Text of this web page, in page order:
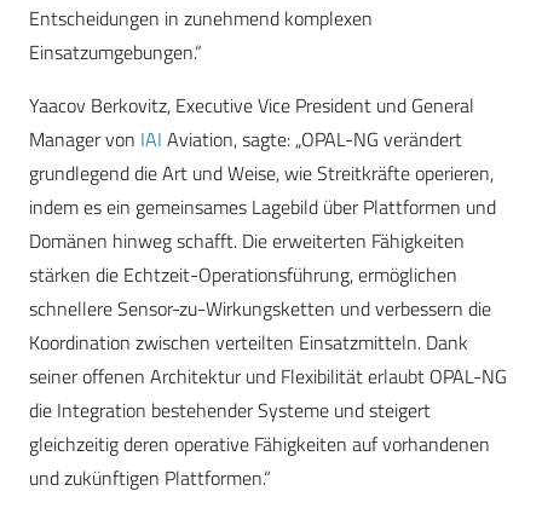
Entscheidungen in zunehmend komplexen
Einsatzumgebungen.“
Yaacov Berkovitz, Executive Vice President und General
Manager von IAI Aviation, sagte: „OPAL-NG verändert
grundlegend die Art und Weise, wie Streitkräfte operieren,
indem es ein gemeinsames Lagebild über Plattformen und
Domänen hinweg schafft. Die erweiterten Fähigkeiten
stärken die Echtzeit-Operationsführung, ermöglichen
schnellere Sensor-zu-Wirkungsketten und verbessern die
Koordination zwischen verteilten Einsatzmitteln. Dank
seiner offenen Architektur und Flexibilität erlaubt OPAL-NG
die Integration bestehender Systeme und steigert
gleichzeitig deren operative Fähigkeiten auf vorhandenen
und zukünftigen Plattformen.“